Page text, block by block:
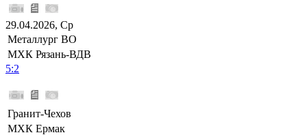
29.04.2026, Ср
Металлург ВО
МХК Рязань-ВДВ
5:2
Гранит-Чехов
МХК Ермак